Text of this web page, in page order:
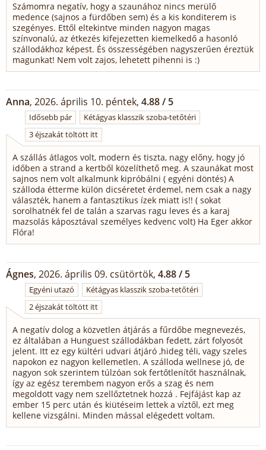
Számomra negatív, hogy a szaunához nincs merülő
medence (sajnos a fürdőben sem) és a kis konditerem is
szegényes. Ettől eltekintve minden nagyon magas
színvonalú, az étkezés kifejezetten kiemelkedő a hasonló
szállodákhoz képest. És összességében nagyszerűen éreztük
magunkat! Nem volt zajos, lehetett pihenni is :)
Anna, 2026. április 10. péntek, 4.88 / 5
Idősebb pár
Kétágyas klasszik szoba-tetőtéri
3 éjszakát töltött itt
A szállás átlagos volt, modern és tiszta, nagy előny, hogy jó
időben a strand a kertből közelíthető meg. A szaunákat most
sajnos nem volt alkalmunk kipróbálni ( egyéni döntés) A
szálloda étterme külön dicséretet érdemel, nem csak a nagy
választék, hanem a fantasztikus ízek miatt is!! ( sokat
sorolhatnék fel de talán a szarvas ragu leves és a karaj
mazsolás káposztával személyes kedvenc volt) Ha Eger akkor
Flóra!
Ágnes, 2026. április 09. csütörtök, 4.88 / 5
Egyéni utazó
Kétágyas klasszik szoba-tetőtéri
2 éjszakát töltött itt
A negatív dolog a közvetlen átjárás a fűrdőbe megnevezés,
ez általában a Hunguest szállodákban fedett, zárt folyosót
jelent. Itt ez egy kültéri udvari átjáró ,hideg téli, vagy szeles
napokon ez nagyon kellemetlen. A szálloda wellnese jó, de
nagyon sok szerintem túlzóan sok fertőtlenítőt használnak,
így az egész terembem nagyon erős a szag és nem
megoldott vagy nem szellőztetnek hozzá . Fejfájást kap az
ember 15 perc után és kiütéseim lettek a víztől, ezt meg
kellene vizsgálni. Minden mással elégedett voltam.